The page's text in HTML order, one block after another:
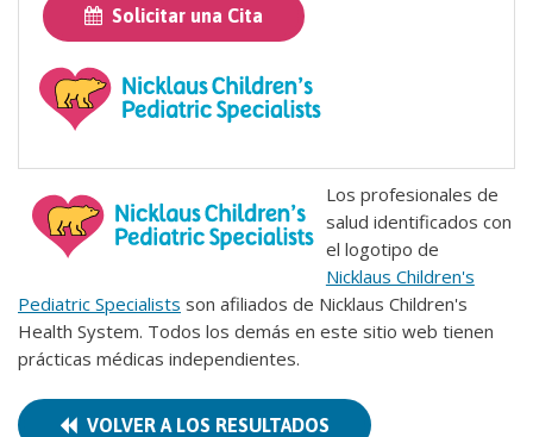
Solicitar una Cita
Los profesionales de
salud identificados con
el logotipo de
Nicklaus Children's
Pediatric Specialists son afiliados de Nicklaus Children's
Health System. Todos los demás en este sitio web tienen
prácticas médicas independientes.
VOLVER A LOS RESULTADOS